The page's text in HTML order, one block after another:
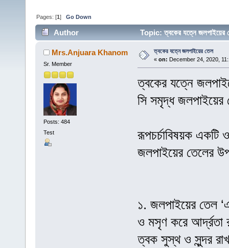
Pages: [1]Go Down
Author Topic: ত্বকের যত্নে
Mrs.Anjuara Khanom
Sr. Member
Posts: 484
Test
ত্বকের যত্নে জলপাইয়ের তেল
« on: December 24, 2020,
ত্বকের যত্নে
সি সমৃদ্ধ
রূপচর্চাবিষয়ক একটি
জলপাইয়ের তেলের
১. জলপাইয়ের তেল
ও মসৃণ করে আর্দ্রতা
ত্বক সুস্থ ও সুন্দর